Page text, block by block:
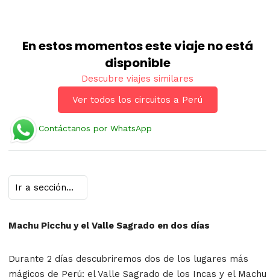
En estos momentos este viaje no está
disponible
Descubre viajes similares
Ver todos los circuitos a Perú
Contáctanos por WhatsApp
Machu Picchu y el Valle Sagrado en dos días
Durante 2 días descubriremos dos de los lugares más
mágicos de Perú: el Valle Sagrado de los Incas y el Machu